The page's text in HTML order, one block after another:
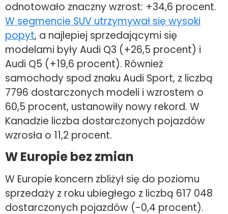
odnotowało znaczny wzrost: +34,6 procent.
W segmencie SUV utrzymywał się wysoki
popyt, a najlepiej sprzedającymi się
modelami były Audi Q3 (+26,5 procent) i
Audi Q5 (+19,6 procent). Również
samochody spod znaku Audi Sport, z liczbą
7796 dostarczonych modeli i wzrostem o
60,5 procent, ustanowiły nowy rekord. W
Kanadzie liczba dostarczonych pojazdów
wzrosła o 11,2 procent.
W Europie bez zmian
W Europie koncern zbliżył się do poziomu
sprzedaży z roku ubiegłego z liczbą 617 048
dostarczonych pojazdów (-0,4 procent).